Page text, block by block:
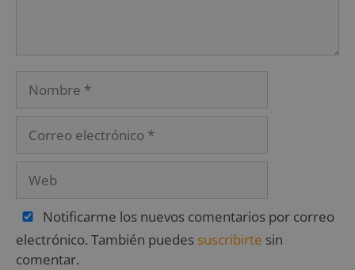
Notificarme los nuevos comentarios por correo
electrónico. También puedes suscribirte sin
comentar.